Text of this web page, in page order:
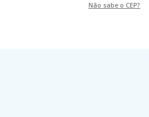
Não sabe o CEP?